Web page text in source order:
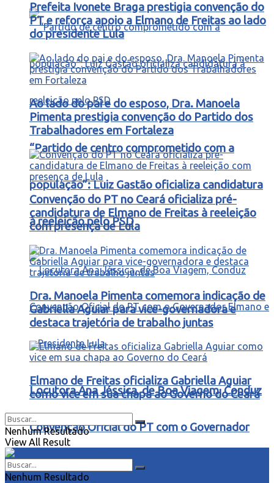
“Partido de centro comprometido com a
população”: Luiz Gastão oficializa candidatura
à reeleição pelo PSD
Locutora Ana Jéssica, de Boa Viagem, Conduz
Convenção Oficial do PT com o Governador
Elmano e o Presidente Lula
Prefeita Ivonete Braga prestigia convenção do
PT e reforça apoio a Elmano de Freitas ao lado
do presidente Lula
Ao lado do pai e do esposo, Dra. Manoela
Pimenta prestigia convenção do Partido dos
Trabalhadores em Fortaleza
Convenção do PT no Ceará oficializa pré-
candidatura de Elmano de Freitas à reeleição
com presença de Lula
Dra. Manoela Pimenta comemora indicação de
Gabriella Aguiar para vice-governadora e
destaca trajetória de trabalho juntas
Elmano de Freitas oficializa Gabriella Aguiar
como vice em sua chapa ao Governo do Ceará
Nenhum Resultado
View All Result
Nenhum Resultado